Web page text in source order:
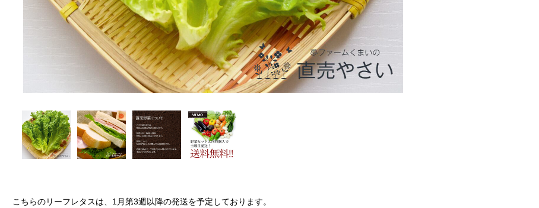
こちらのリーフレタスは、1月第3週以降の発送を予定しております。